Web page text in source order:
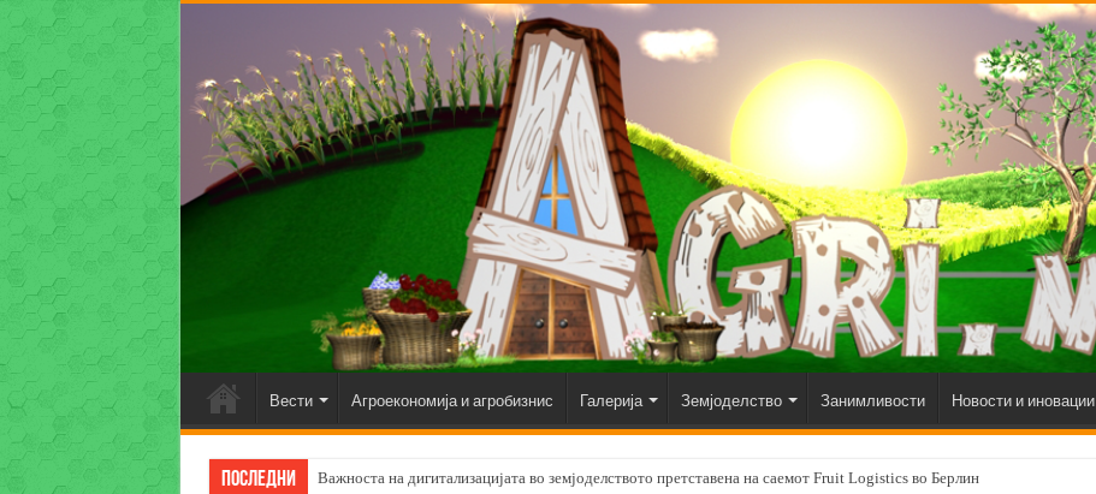
Вести Агроекономија и агробизнис Галерија Земјоделство Занимливости Новости и иновации
Последни Важноста на дигитализацијата во земјоделството претставена на саемот Fruit Logistics во Берлин